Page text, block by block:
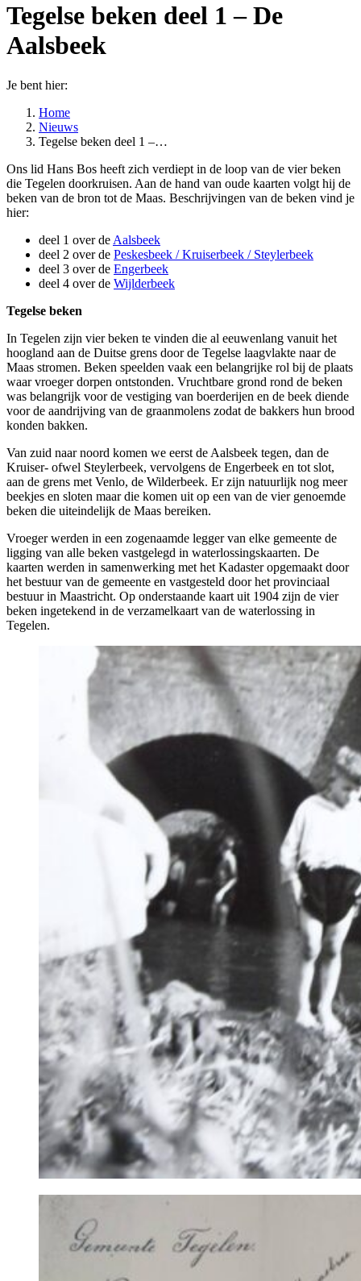
Tegelse beken deel 1 – De
Aalsbeek
Je bent hier:
Home
Nieuws
Tegelse beken deel 1 –…
Ons lid Hans Bos heeft zich verdiept in de loop van de vier beken
die Tegelen doorkruisen. Aan de hand van oude kaarten volgt hij de
beken van de bron tot de Maas. Beschrijvingen van de beken vind je
hier:
deel 1 over de Aalsbeek
deel 2 over de Peskesbeek / Kruiserbeek / Steylerbeek
deel 3 over de Engerbeek
deel 4 over de Wijlderbeek
Tegelse beken
In Tegelen zijn vier beken te vinden die al eeuwenlang vanuit het
hoogland aan de Duitse grens door de Tegelse laagvlakte naar de
Maas stromen. Beken speelden vaak een belangrijke rol bij de plaats
waar vroeger dorpen ontstonden. Vruchtbare grond rond de beken
was belangrijk voor de vestiging van boerderijen en de beek diende
voor de aandrijving van de graanmolens zodat de bakkers hun brood
konden bakken.
Van zuid naar noord komen we eerst de Aalsbeek tegen, dan de
Kruiser- ofwel Steylerbeek, vervolgens de Engerbeek en tot slot,
aan de grens met Venlo, de Wilderbeek. Er zijn natuurlijk nog meer
beekjes en sloten maar die komen uit op een van de vier genoemde
beken die uiteindelijk de Maas bereiken.
Vroeger werden in een zogenaamde legger van elke gemeente de
ligging van alle beken vastgelegd in waterlossingskaarten. De
kaarten werden in samenwerking met het Kadaster opgemaakt door
het bestuur van de gemeente en vastgesteld door het provinciaal
bestuur in Maastricht. Op onderstaande kaart uit 1904 zijn de vier
beken ingetekend in de verzamelkaart van de waterlossing in
Tegelen.